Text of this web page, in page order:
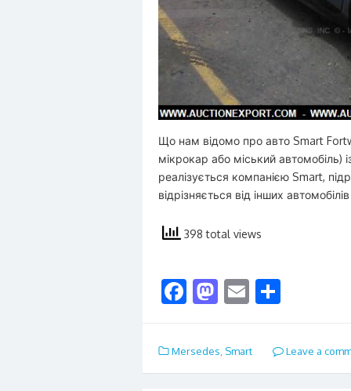
Що нам відомо про авто Smart
мікрокар або міський автомобіль)
реалізується компанією Smart,
відрізняється від інших
398 total views
F
e
b
M
to
d
E
ai
l
ar
e
Mersedes Smart Leave a